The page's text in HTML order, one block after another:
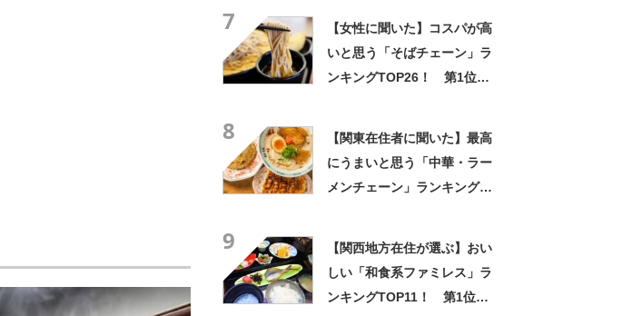
7
【女性に聞いた】コスパが高
いと思う「そばチェーン」ラ
ンキングTOP26！ 第1位は
8
【関東在住者に聞いた】最高
にうまいと思う「中華・ラー
メンチェーン」ランキング
9
【関西地方在住が選ぶ】おい
しい「和食系ファミレス」ラ
ンキングTOP11！ 第1位は